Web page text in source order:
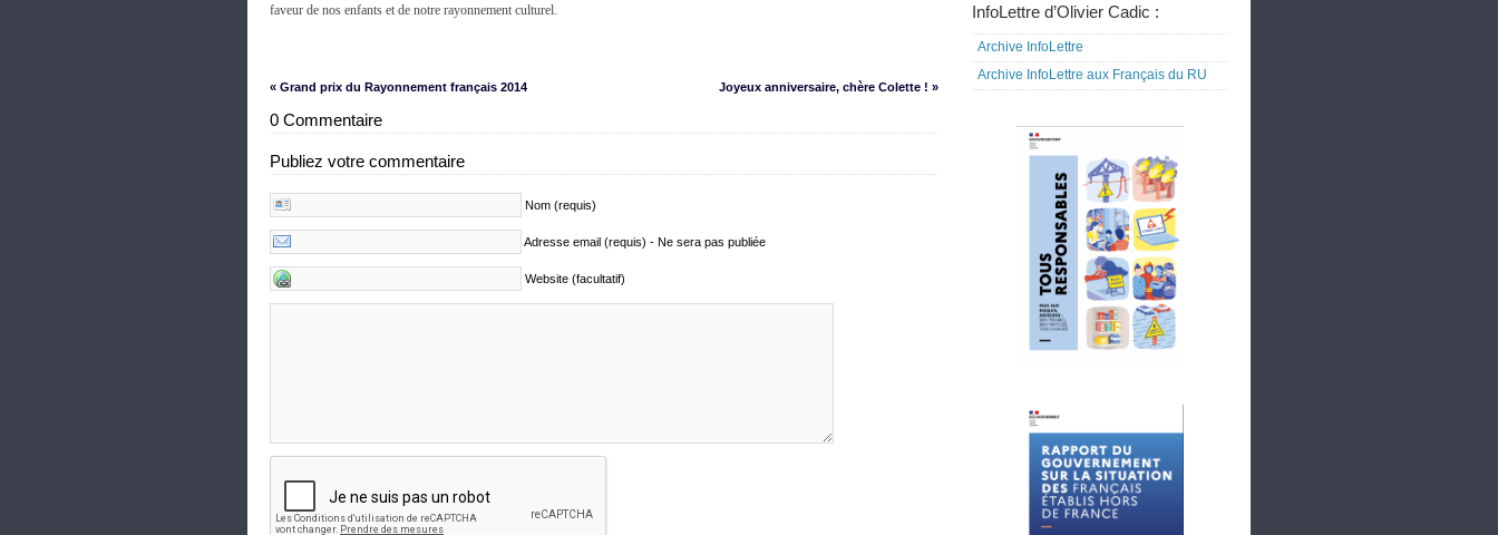
faveur de nos enfants et de notre rayonnement culturel.
« Grand prix du Rayonnement français 2014 Joyeux anniversaire, chère Colette ! »
0 Commentaire
Publiez votre commentaire
Nom (requis)
Adresse email (requis) - Ne sera pas publiée
Website (facultatif)
InfoLettre d’Olivier Cadic :
Archive InfoLettre
Archive InfoLettre aux Français du RU